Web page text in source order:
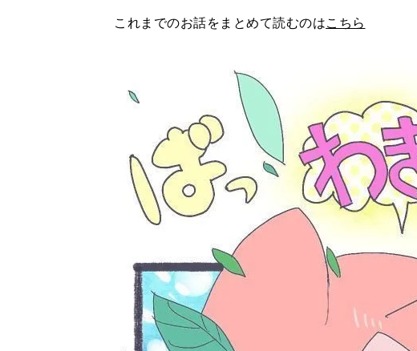
これまでのお話をまとめて読むのはこちら